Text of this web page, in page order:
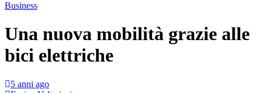
Business
Una nuova mobilità grazie alle
bici elettriche
5 anni ago